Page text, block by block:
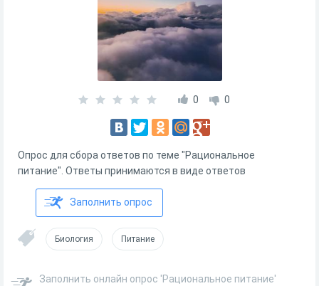
0 0
Опрос для сбора ответов по теме "Рациональное
питание". Ответы принимаются в виде ответов
Заполнить опрос
Биология Питание
Заполнить онлайн опрос 'Рациональное питание'